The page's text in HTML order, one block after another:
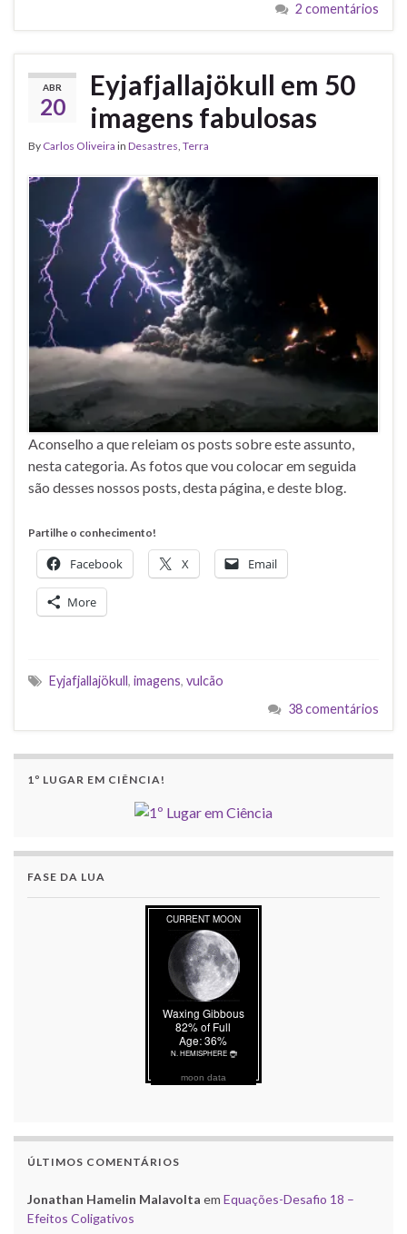
2 comentários
ABR
20
Eyjafjallajökull em 50
imagens fabulosas
By Carlos Oliveira in Desastres, Terra
Aconselho a que releiam os posts sobre este assunto,
nesta categoria. As fotos que vou colocar em seguida
são desses nossos posts, desta página, e deste blog.
Partilhe o conhecimento!
Facebook X Email
More
Eyjafjallajökull, imagens, vulcão
38 comentários
1º LUGAR EM CIÊNCIA!
FASE DA LUA
moon data
ÚLTIMOS COMENTÁRIOS
Jonathan Hamelin Malavolta em Equações-Desafio 18 –
Efeitos Coligativos